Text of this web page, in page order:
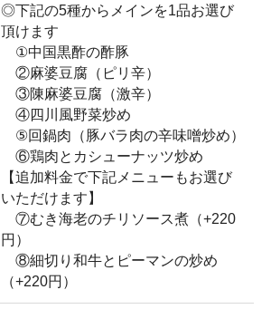
◎下記の5種からメインを1品お選び
頂けます
①中国黒酢の酢豚
②麻婆豆腐（ピリ辛）
③陳麻婆豆腐（激辛）
④四川風野菜炒め
⑤回鍋肉（豚バラ肉の辛味噌炒め）
⑥鶏肉とカシューナッツ炒め
【追加料金で下記メニューもお選び
いただけます】
⑦むき海老のチリソース煮（+220
円）
⑧細切り和牛とピーマンの炒め
（+220円）